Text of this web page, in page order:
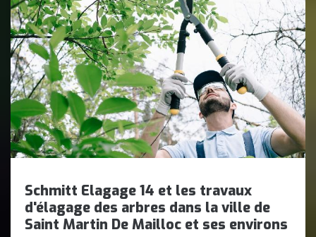
Schmitt Elagage 14 et les travaux
d'élagage des arbres dans la ville de
Saint Martin De Mailloc et ses environs